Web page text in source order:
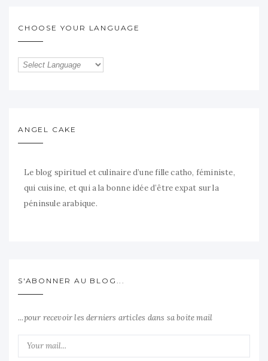
CHOOSE YOUR LANGUAGE
ANGEL CAKE
Le blog spirituel et culinaire d’une fille catho, féministe,
qui cuisine, et qui a la bonne idée d’être expat sur la
péninsule arabique.
S'ABONNER AU BLOG...
...pour recevoir les derniers articles dans sa boite mail